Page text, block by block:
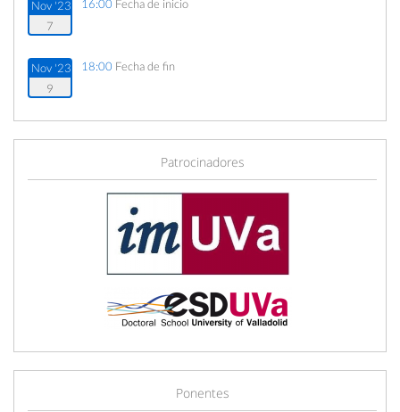
Nov '23
7
16:00 Fecha de inicio
Nov '23
9
18:00 Fecha de fin
Patrocinadores
Ponentes